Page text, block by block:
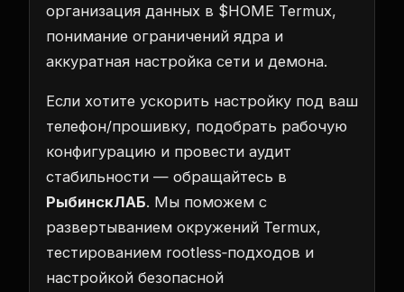
организация данных в $HOME Termux,
понимание ограничений ядра и
аккуратная настройка сети и демона.
Если хотите ускорить настройку под ваш
телефон/прошивку, подобрать рабочую
конфигурацию и провести аудит
стабильности — обращайтесь в
РыбинскЛАБ. Мы поможем с
развертыванием окружений Termux,
тестированием rootless‑подходов и
настройкой безопасной